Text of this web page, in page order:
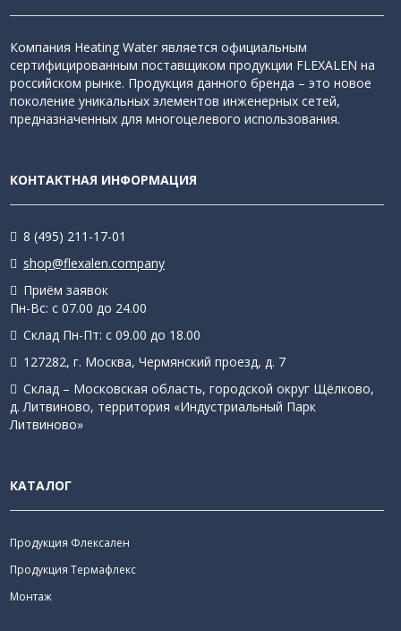
Компания Heating Water является официальным
сертифицированным поставщиком продукции FLEXALEN на
российском рынке. Продукция данного бренда – это новое
поколение уникальных элементов инженерных сетей,
предназначенных для многоцелевого использования.
КОНТАКТНАЯ ИНФОРМАЦИЯ
8 (495) 211-17-01
shop@flexalen.company
Приём заявок
Пн-Вс: с 07.00 до 24.00
Склад Пн-Пт: с 09.00 до 18.00
127282, г. Москва, Чермянский проезд, д. 7
Склад – Московская область, городской округ Щёлково,
д. Литвиново, территория «Индустриальный Парк
Литвиново»
КАТАЛОГ
Продукция Флексален
Продукция Термафлекс
Монтаж